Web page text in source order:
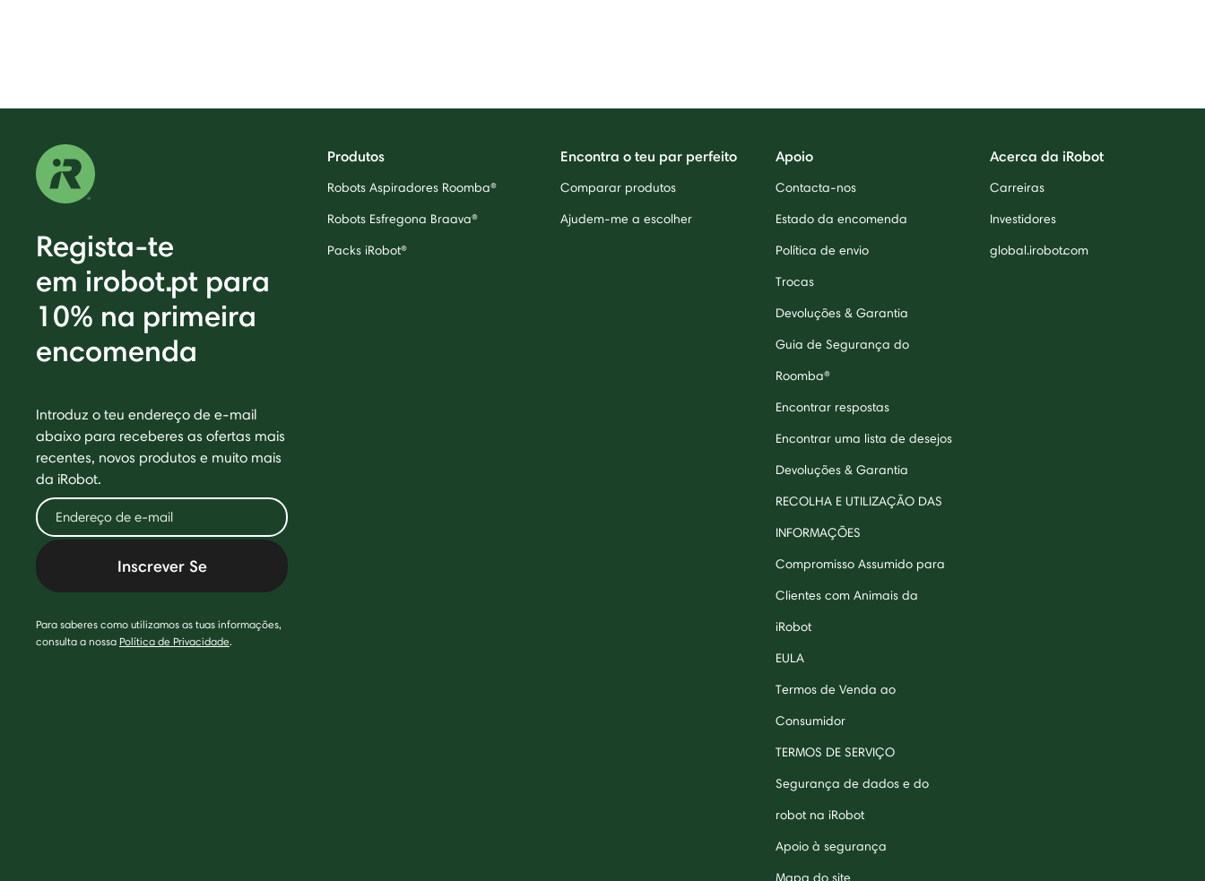
Regista-te
em irobot.pt para
10% na primeira
encomenda
Introduz o teu endereço de e-mail
abaixo para receberes as ofertas mais
recentes, novos produtos e muito mais
da iRobot.
Inscrever Se
Para saberes como utilizamos as tuas informações,
consulta a nossa Política de Privacidade.
Produtos
Robots Aspiradores Roomba®
Robots Esfregona Braava®
Packs iRobot®
Encontra o teu par perfeito
Comparar produtos
Ajudem-me a escolher
Apoio
Contacta-nos
Estado da encomenda
Política de envio
Trocas
Devoluções & Garantia
Guia de Segurança do
Roomba®
Encontrar respostas
Encontrar uma lista de desejos
Devoluções & Garantia
RECOLHA E UTILIZAÇÃO DAS
INFORMAÇÕES
Compromisso Assumido para
Clientes com Animais da
iRobot
EULA
Termos de Venda ao
Consumidor
TERMOS DE SERVIÇO
Segurança de dados e do
robot na iRobot
Apoio à segurança
Mapa do site
Acerca da iRobot
Carreiras
Investidores
global.irobot.com